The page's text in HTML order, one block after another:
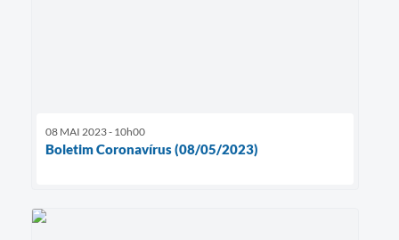
08 MAI 2023 - 10h00
Boletim Coronavírus (08/05/2023)